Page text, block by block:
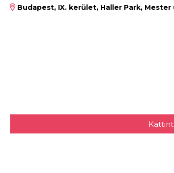
Budapest, IX. kerület, Haller Park,